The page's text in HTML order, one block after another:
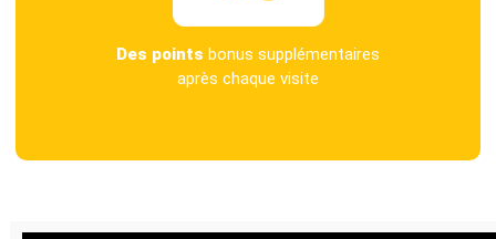
Des points bonus supplémentaires
après chaque visite